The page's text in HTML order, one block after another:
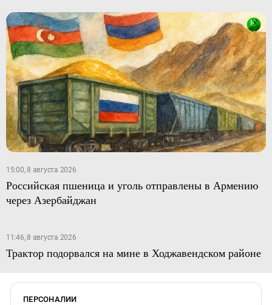
15:00, 8 августа 2026
Российская пшеница и уголь отправлены в Армению
через Азербайджан
11:46, 8 августа 2026
Трактор подорвался на мине в Ходжавендском районе
ПЕРСОНАЛИИ